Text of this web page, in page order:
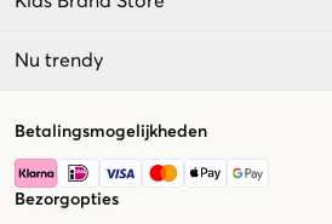
Nu trendy
Betalingsmogelijkheden
Bezorgopties